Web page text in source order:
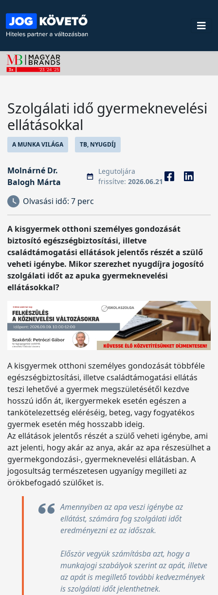
Szolgálati idő gyermeknevelési
ellátásokkal
A MUNKA VILÁGA TB, NYUGDÍJ
Molnárné Dr.
Balogh Márta
Legutoljára
frissítve: 2026.06.21
Olvasási idő: 7 perc
A kisgyermek otthoni személyes gondozását
biztosító egészségbiztosítási, illetve
családtámogatási ellátások jelentős részét a szülő
veheti igénybe. Mikor szerezhet nyugdíjra jogosító
szolgálati időt az apuka gyermeknevelési
ellátásokkal?
A kisgyermek otthoni személyes gondozását többféle
egészségbiztosítási, illetve családtámogatási ellátás
teszi lehetővé a gyermek megszületésétől kezdve
hosszú időn át, ikergyermekek esetén egészen a
tankötelezettség eléréséig, beteg, vagy fogyatékos
gyermek esetén még hosszabb ideig.
Az ellátások jelentős részét a szülő veheti igénybe, ami
azt jelenti, hogy akár az anya, akár az apa részesülhet a
gyermekgondozási-, gyermeknevelési ellátásban. A
jogosultság természetesen ugyanígy megilleti az
örökbefogadó szülőket is.
Amennyiben az apa veszi igénybe az
ellátást, számára fog szolgálati időt
eredményezni ez az időszak.
Először vegyük számításba azt, hogy a
munkajogi szabályok szerint az apát, illetve
az apát is megillető további kedvezmények
is szolgálati időt jelenthetnek.